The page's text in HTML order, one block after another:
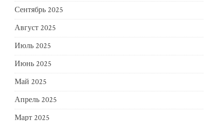
Сентябрь 2025
Август 2025
Июль 2025
Июнь 2025
Май 2025
Апрель 2025
Март 2025